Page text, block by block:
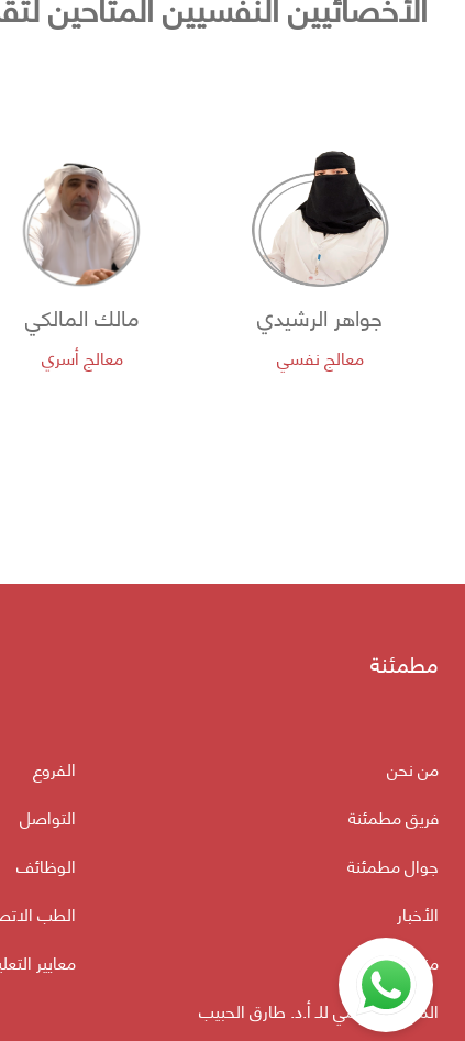
جواهر الرشيدي
معالج نفسي
مالك المالكي
معالج أسري
مطمئنة
من نحن
فريق مطمئنة
جوال مطمئنة
الأخبار
منتدى الأسرة
الموقع الرسمي للـ أ.د. طارق الحبيب
الفروع
التواصل
الوظائف
الطب
معايير